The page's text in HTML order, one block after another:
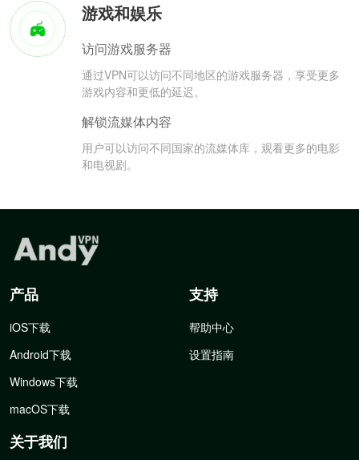
游戏和娱乐
访问游戏服务器
通过VPN可以访问不同地区的游戏服务器，享受更多
游戏内容和更低的延迟。
解锁流媒体内容
用户可以访问不同国家的流媒体库，观看更多的电影
和电视剧。
产品
iOS下载
Android下载
Windows下载
macOS下载
支持
帮助中心
设置指南
关于我们